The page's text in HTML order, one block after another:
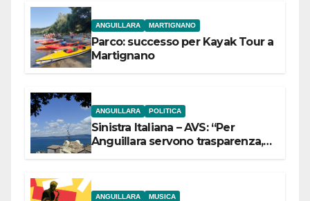
ANGUILLARA MARTIGNANO
Parco: successo per Kayak Tour a
Martignano
ANGUILLARA POLITICA
Sinistra Italiana – AVS: “Per
Anguillara servono trasparenza,
ANGUILLARA MUSICA